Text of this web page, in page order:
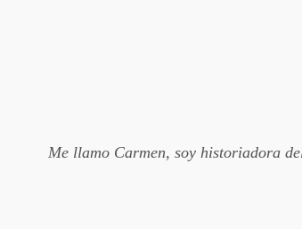
Me llamo Carmen, soy historiadora